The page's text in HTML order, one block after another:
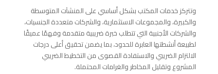
وتتركز خدمات المكتب بشكل أساسي على المنشآت المتوسطة
والكبيرة، والمجموعات الاستثمارية، والشركات متعددة الجنسيات،
والشركات الأجنبية التي تتطلب خبرة ضريبية متقدمة وفهمًا عميقًا
لطبيعة أنشطتها العابرة للحدود، بما يضمن تحقيق أعلى درجات
الالتزام الضريبي والاستفادة القصوى من التخطيط الضريبي
المشروع وتقليل المخاطر والغرامات المحتملة.